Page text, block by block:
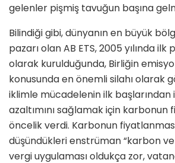
gelenler pişmiş tavuğun başına
Bilindiği gibi, dünyanın en büyük
pazarı olan AB ETS, 2005 yılında
olarak kurulduğunda, Birliğin
konusunda en önemli silahı olarak
iklimle mücadelenin ilk başlarından
azaltımını sağlamak için karbonun
öncelik verdi. Karbonun
düşündükleri enstrüman “karbon
vergi uygulaması oldukça zor,